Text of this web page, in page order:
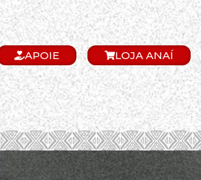
APOIE LOJA ANAÍ